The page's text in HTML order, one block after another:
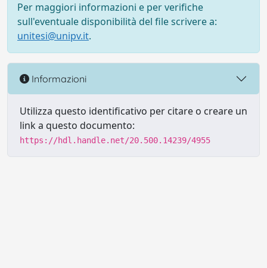
Per maggiori informazioni e per verifiche
sull'eventuale disponibilità del file scrivere a:
unitesi@unipv.it.
Informazioni
Utilizza questo identificativo per citare o creare un
link a questo documento:
https://hdl.handle.net/20.500.14239/4955